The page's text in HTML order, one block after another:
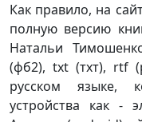
Как правило, на
полную версию
Натальи
(фб2), txt (тхт), rtf
русском языке,
устройства как -